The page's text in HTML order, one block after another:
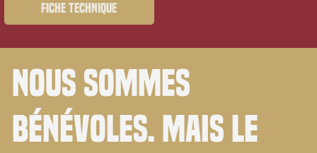
Fiche technique
Nous sommes
bénévoles. Mais le